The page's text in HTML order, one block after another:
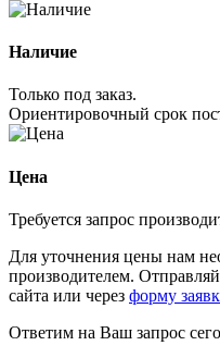
Наличие
Только под заказ.
Ориентировочный срок
Цена
Требуется запрос
Для уточнения цены нам
производителем.
сайта или через форму
Ответим на Ваш запрос